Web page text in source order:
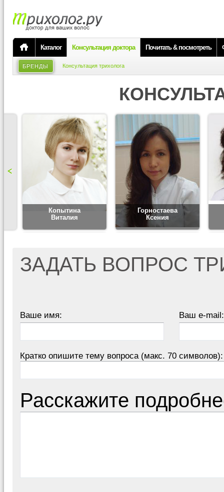
Каталог Консультация доктора Почитать & посмотреть
БРЕНДЫ Консультация трихолога
Копытина
Виталия
Горностаева
Ксения
ЗАДАТЬ ВОПРОС
Ваше имя: Ваш e-mail:
Кратко опишите тему вопроса (макс. 70 символов):
Расскажите